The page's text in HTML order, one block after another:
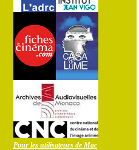
Pour les utilisateurs de Mac